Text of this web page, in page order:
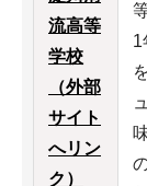
流高等
学校
（外部
サイト
へリン
ク）
1